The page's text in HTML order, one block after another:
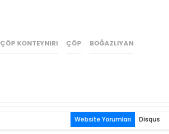
ÇÖP KONTEYNIRI ÇÖP BOĞAZLIYAN
Website Yorumları Disqus